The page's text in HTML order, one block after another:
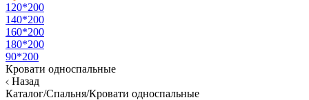
120*200
140*200
160*200
180*200
90*200
Кровати односпальные
Назад
Каталог/Спальня/Кровати односпальные